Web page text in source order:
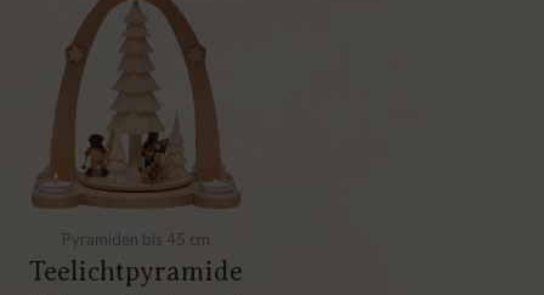
Pyramiden bis 45 cm
Teelichtpyramide